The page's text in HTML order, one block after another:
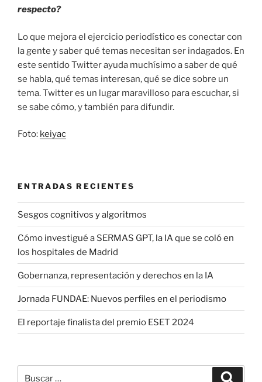
respecto?
Lo que mejora el ejercicio periodístico es conectar con
la gente y saber qué temas necesitan ser indagados. En
este sentido Twitter ayuda muchísimo a saber de qué
se habla, qué temas interesan, qué se dice sobre un
tema. Twitter es un lugar maravilloso para escuchar, si
se sabe cómo, y también para difundir.
Foto: keiyac
ENTRADAS RECIENTES
Sesgos cognitivos y algoritmos
Cómo investigué a SERMAS GPT, la IA que se coló en
los hospitales de Madrid
Gobernanza, representación y derechos en la IA
Jornada FUNDAE: Nuevos perfiles en el periodismo
El reportaje finalista del premio ESET 2024